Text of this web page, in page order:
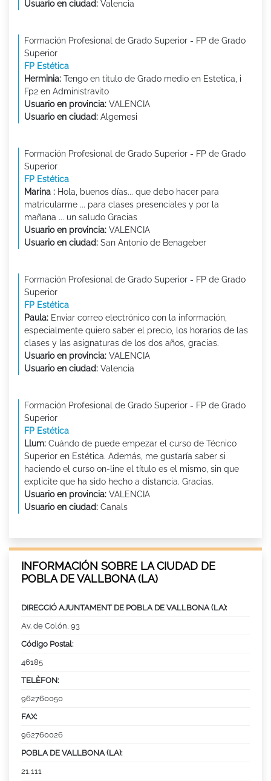
Usuario en ciudad: Valencia
Formación Profesional de Grado Superior - FP de Grado
Superior
FP Estética
Herminia: Tengo en titulo de Grado medio en Estetica, i
Fp2 en Administravito
Usuario en provincia: VALENCIA
Usuario en ciudad: Algemesi
Formación Profesional de Grado Superior - FP de Grado
Superior
FP Estética
Marina : Hola, buenos días... que debo hacer para
matricularme ... para clases presenciales y por la
mañana ... un saludo Gracias
Usuario en provincia: VALENCIA
Usuario en ciudad: San Antonio de Benageber
Formación Profesional de Grado Superior - FP de Grado
Superior
FP Estética
Paula: Enviar correo electrónico con la información,
especialmente quiero saber el precio, los horarios de las
clases y las asignaturas de los dos años, gracias.
Usuario en provincia: VALENCIA
Usuario en ciudad: Valencia
Formación Profesional de Grado Superior - FP de Grado
Superior
FP Estética
Llum: Cuándo de puede empezar el curso de Técnico
Superior en Estética. Además, me gustaría saber si
haciendo el curso on-line el título es el mismo, sin que
explicite que ha sido hecho a distancia. Gracias.
Usuario en provincia: VALENCIA
Usuario en ciudad: Canals
INFORMACIÓN SOBRE LA CIUDAD DE
POBLA DE VALLBONA (LA)
DIRECCIÓ AJUNTAMENT DE POBLA DE VALLBONA (LA):
Av. de Colón, 93
Código Postal:
46185
TELÈFON:
962760050
FAX:
962760026
POBLA DE VALLBONA (LA):
21,111